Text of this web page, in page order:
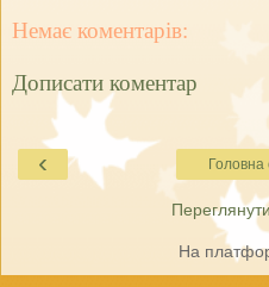
Немає коментарів:
Дописати коментар
‹ Головна
На